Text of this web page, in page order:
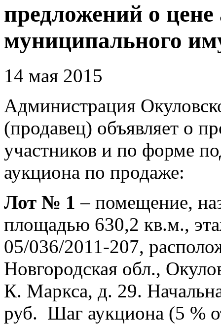
предложений о
муниципального
14 мая 2015
Администрация
(продавец) объявляет о
участников и по форме
аукциона по продаже:
Лот № 1 – помещение,
площадью 630,2 кв.м.,
05/036/2011-207,
Новгородская обл.,
К. Маркса, д. 29.
руб. Шаг аукциона (5 %